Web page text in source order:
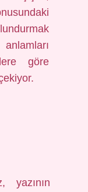
göre
yazının